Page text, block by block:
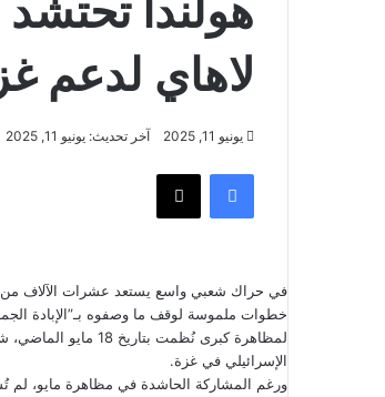
هولندا
لاهاي لدعم غزة
يونيو 11, 2025 آخر تحديث: يونيو 11, 2025
فيسبوك ‫X
في حراك شعبي واسع يستعد عشرات الآلاف من
خطوات ملموسة لوقف ما وصفوه بـ”الإبادة
الإسرائيلي في غزة.
ورغم المشاركة الحاشدة في مظاهرة مايو،